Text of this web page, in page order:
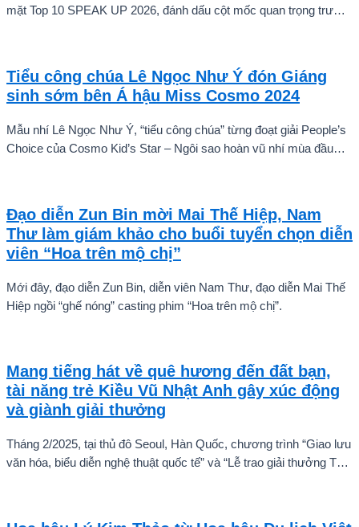
mặt Top 10 SPEAK UP 2026, đánh dấu cột mốc quan trọng trước
Tiểu công chúa Lê Ngọc Như Ý đón Giáng
sinh sớm bên Á hậu Miss Cosmo 2024
Mẫu nhí Lê Ngọc Như Ý, “tiểu công chúa” từng đoạt giải People’s
Choice của Cosmo Kid’s Star – Ngôi sao hoàn vũ nhí mùa đầu
Đạo diễn Zun Bin mời Mai Thế Hiệp, Nam
Thư làm giám khảo cho buổi tuyển chọn diễn
viên “Hoa trên mộ chị”
Mới đây, đạo diễn Zun Bin, diễn viên Nam Thư, đạo diễn Mai Thế
Hiệp ngồi “ghế nóng” casting phim “Hoa trên mộ chị”.
Mang tiếng hát về quê hương đến đất bạn,
tài năng trẻ Kiều Vũ Nhật Anh gây xúc động
và giành giải thưởng
Tháng 2/2025, tại thủ đô Seoul, Hàn Quốc, chương trình “Giao lưu
văn hóa, biểu diễn nghệ thuật quốc tế” và “Lễ trao giải thưởng Tài